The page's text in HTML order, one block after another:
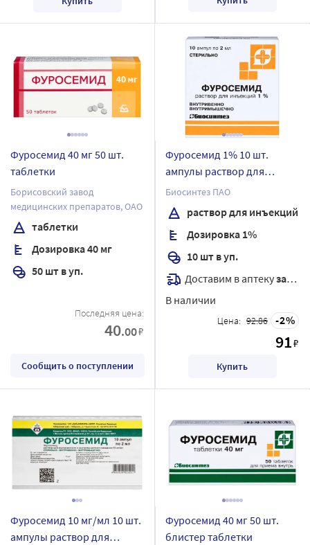
Фуросемид 40 мг 50 шт.
таблетки
Борисовский завод
медицинских препаратов, ОАО
таблетки
Дозировка 40 мг
50 шт в уп.
Последняя цена:
40.00₽
Сообщить о поступлении
Фуросемид 1% 10 шт.
ампулы раствор для
инъекций 2 мл
Биосинтез ПАО
раствор для инъекций
Дозировка 1%
10 шт в уп.
Доставим в аптекузавтра
В наличии
Цена: 92.86 2
91₽
Купить
Фуросемид 10 мг/мл 10 шт.
ампулы раствор для
Фуросемид 40 мг 50 шт.
блистер таблетки